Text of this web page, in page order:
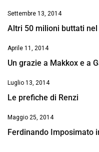
Settembre 13, 2014
Altri 50 milioni buttati nel
Aprile 11, 2014
Un grazie a Makkox e a
Luglio 13, 2014
Le prefiche di Renzi
Maggio 25, 2014
Ferdinando Imposimato